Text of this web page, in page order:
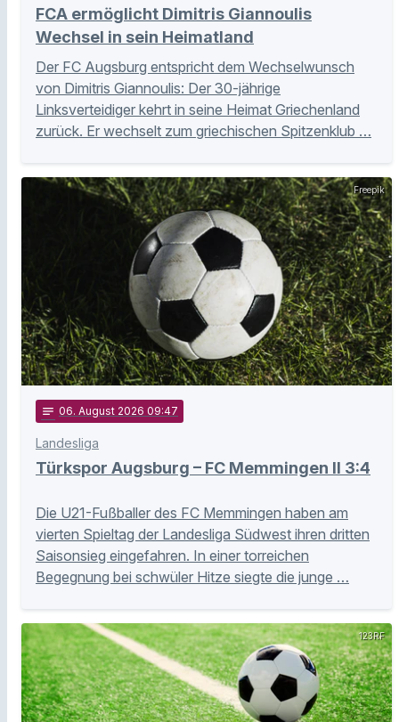
FCA ermöglicht Dimitris Giannoulis
Wechsel in sein Heimatland
Der FC Augsburg entspricht dem Wechselwunsch
von Dimitris Giannoulis: Der 30-jährige
Linksverteidiger kehrt in seine Heimat Griechenland
zurück. Er wechselt zum griechischen Spitzenklub …
Freepik
notes 06. August 2026 09:47
Landesliga
Türkspor Augsburg – FC Memmingen II 3:4
Die U21-Fußballer des FC Memmingen haben am
vierten Spieltag der Landesliga Südwest ihren dritten
Saisonsieg eingefahren. In einer torreichen
Begegnung bei schwüler Hitze siegte die junge …
123RF